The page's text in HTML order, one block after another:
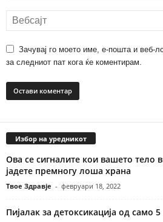
Зачувај го моето име, е-пошта и веб-
за следниот пат кога ќе коментирам.
Избор на уредникот
Ова се сигналите кои вашето тело
јадете премногу лоша храна
Твое Здравје - февруари 18, 2022
Пијалак за детоксикација од само 5